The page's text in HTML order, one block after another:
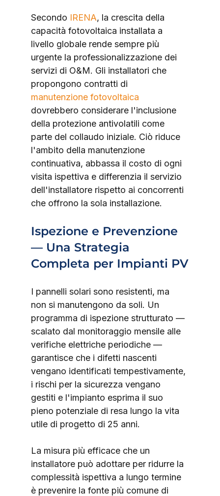
Secondo IRENA, la crescita della
capacità fotovoltaica installata a
livello globale rende sempre più
urgente la professionalizzazione dei
servizi di O&M. Gli installatori che
propongono contratti di
manutenzione fotovoltaica
dovrebbero considerare l'inclusione
della protezione antivolatili come
parte del collaudo iniziale. Ciò riduce
l'ambito della manutenzione
continuativa, abbassa il costo di ogni
visita ispettiva e differenzia il servizio
dell'installatore rispetto ai concorrenti
che offrono la sola installazione.
Ispezione e Prevenzione
— Una Strategia
Completa per Impianti PV
I pannelli solari sono resistenti, ma
non si manutengono da soli. Un
programma di ispezione strutturato —
scalato dal monitoraggio mensile alle
verifiche elettriche periodiche —
garantisce che i difetti nascenti
vengano identificati tempestivamente,
i rischi per la sicurezza vengano
gestiti e l'impianto esprima il suo
pieno potenziale di resa lungo la vita
utile di progetto di 25 anni.
La misura più efficace che un
installatore può adottare per ridurre la
complessità ispettiva a lungo termine
è prevenire la fonte più comune di